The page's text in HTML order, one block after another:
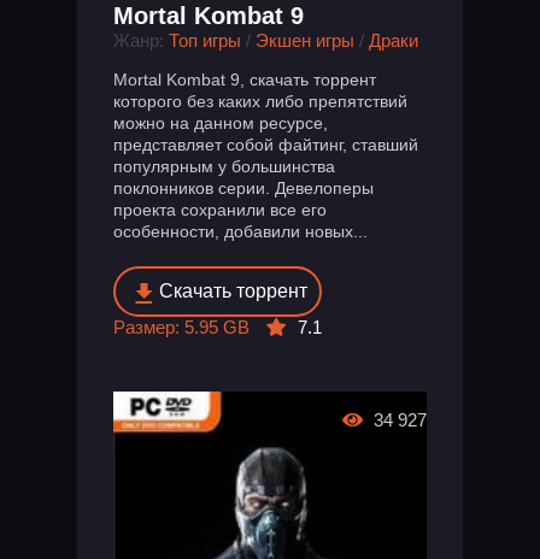
Mortal Kombat 9
Жанр: Топ игры / Экшен игры / Драки
Mortal Kombat 9, скачать торрент
которого без каких либо препятствий
можно на данном ресурсе,
представляет собой файтинг, ставший
популярным у большинства
поклонников серии. Девелоперы
проекта сохранили все его
особенности, добавили новых...
Скачать торрент
Размер: 5.95 GB
7.1
34 927